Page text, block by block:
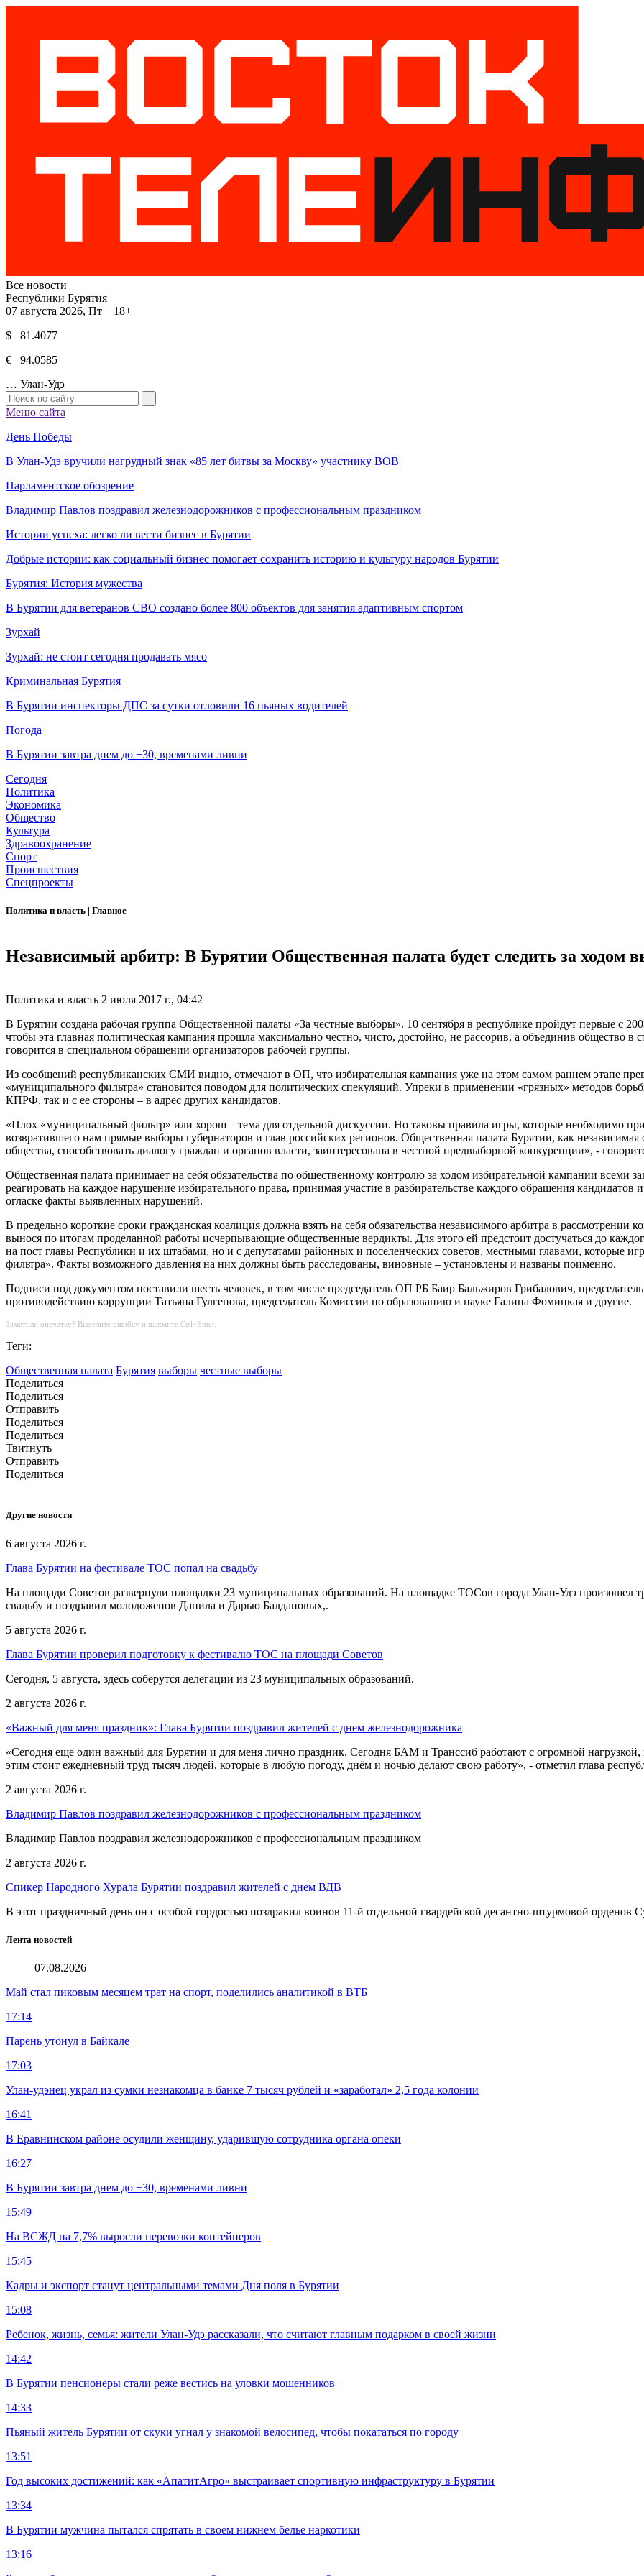
Все новости
Республики Бурятия
07 августа 2026, Пт 18+
$ 81.4077
€ 94.0585
… Улан-Удэ
Меню сайта
День Победы
В Улан-Удэ вручили нагрудный знак «85 лет битвы за Москву» участнику ВОВ
Парламентское обозрение
Владимир Павлов поздравил железнодорожников с профессиональным праздником
Истории успеха: легко ли вести бизнес в Бурятии
Добрые истории: как социальный бизнес помогает сохранить историю и культуру народов Бурятии
Бурятия: История мужества
В Бурятии для ветеранов СВО создано более 800 объектов для занятия адаптивным спортом
Зурхай
Зурхай: не стоит сегодня продавать мясо
Криминальная Бурятия
В Бурятии инспекторы ДПС за сутки отловили 16 пьяных водителей
Погода
В Бурятии завтра днем до +30, временами ливни
Сегодня
Политика
Экономика
Общество
Культура
Здравоохранение
Спорт
Происшествия
Спецпроекты
Политика и власть | Главное
Независимый арбитр: В Бурятии Общественная палата будет следить за ходом
Политика и власть 2 июля 2017 г., 04:42
В Бурятии создана рабочая группа Общественной палаты «За честные выборы». 10 сентября в республике пройдут первые с
чтобы эта главная политическая кампания прошла максимально честно, чисто, достойно, не рассорив, а объединив общество
говорится в специальном обращении организаторов рабочей группы.
Из сообщений республиканских СМИ видно, отмечают в ОП, что избирательная кампания уже на этом самом раннем этапе
«муниципального фильтра» становится поводом для политических спекуляций. Упреки в применении «грязных» методов
КПРФ, так и с ее стороны – в адрес других кандидатов.
«Плох «муниципальный фильтр» или хорош – тема для отдельной дискуссии. Но таковы правила игры, которые необходимо
возвратившего нам прямые выборы губернаторов и глав российских регионов. Общественная палата Бурятии, как независимая
общества, способствовать диалогу граждан и органов власти, заинтересована в честной предвыборной конкуренции», -
Общественная палата принимает на себя обязательства по общественному контролю за ходом избирательной кампании всеми
реагировать на каждое нарушение избирательного права, принимая участие в разбирательстве каждого обращения
огласке факты выявленных нарушений.
В предельно короткие сроки гражданская коалиция должна взять на себя обязательства независимого арбитра в
вынося по итогам проделанной работы исчерпывающие общественные вердикты. Для этого ей предстоит достучаться до
на пост главы Республики и их штабами, но и с депутатами районных и поселенческих советов, местными главами, которые
фильтра». Факты возможного давления на них должны быть расследованы, виновные – установлены и названы поименно.
Подписи под документом поставили шесть человек, в том числе председатель ОП РБ Баир Бальжиров Грибалович,
противодействию коррупции Татьяна Гулгенова, председатель Комиссии по образованию и науке Галина Фомицкая и другие.
Заметили опечатку? Выделите ошибку и нажмите Ctrl+Enter.
Теги:
Общественная палата Бурятия выборы честные выборы
Поделиться
Поделиться
Отправить
Поделиться
Поделиться
Твитнуть
Отправить
Поделиться
Другие новости
6 августа 2026 г.
Глава Бурятии на фестивале ТОС попал на свадьбу
На площади Советов развернули площадки 23 муниципальных образований. На площадке ТОСов города Улан-Удэ произошел
свадьбу и поздравил молодоженов Данила и Дарью Балдановых,.
5 августа 2026 г.
Глава Бурятии проверил подготовку к фестивалю ТОС на площади Советов
Сегодня, 5 августа, здесь соберутся делегации из 23 муниципальных образований.
2 августа 2026 г.
«Важный для меня праздник»: Глава Бурятии поздравил жителей с днем железнодорожника
«Сегодня еще один важный для Бурятии и для меня лично праздник. Сегодня БАМ и Транссиб работают с огромной
этим стоит ежедневный труд тысяч людей, которые в любую погоду, днём и ночью делают свою работу», - отметил глава
2 августа 2026 г.
Владимир Павлов поздравил железнодорожников с профессиональным праздником
Владимир Павлов поздравил железнодорожников с профессиональным праздником
2 августа 2026 г.
Спикер Народного Хурала Бурятии поздравил жителей с днем ВДВ
В этот праздничный день он с особой гордостью поздравил воинов 11-й отдельной гвардейской десантно-штурмовой орденов
Лента новостей
07.08.2026
Май стал пиковым месяцем трат на спорт, поделились аналитикой в ВТБ
17:14
Парень утонул в Байкале
17:03
Улан-удэнец украл из сумки незнакомца в банке 7 тысяч рублей и «заработал» 2,5 года колонии
16:41
В Еравнинском районе осудили женщину, ударившую сотрудника органа опеки
16:27
В Бурятии завтра днем до +30, временами ливни
15:49
На ВСЖД на 7,7% выросли перевозки контейнеров
15:45
Кадры и экспорт станут центральными темами Дня поля в Бурятии
15:08
Ребенок, жизнь, семья: жители Улан-Удэ рассказали, что считают главным подарком в своей жизни
14:42
В Бурятии пенсионеры стали реже вестись на уловки мошенников
14:33
Пьяный житель Бурятии от скуки угнал у знакомой велосипед, чтобы покататься по городу
13:51
Год высоких достижений: как «АпатитАгро» выстраивает спортивную инфраструктуру в Бурятии
13:34
В Бурятии мужчина пытался спрятать в своем нижнем белье наркотики
13:16